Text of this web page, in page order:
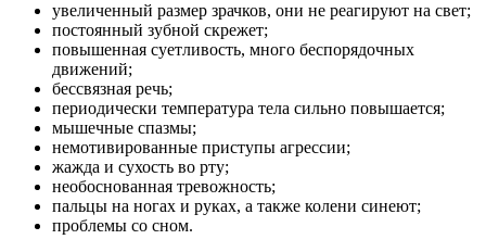
увеличенный размер зрачков, они не реагируют на свет;
постоянный зубной скрежет;
повышенная суетливость, много беспорядочных
движений;
бессвязная речь;
периодически температура тела сильно повышается;
мышечные спазмы;
немотивированные приступы агрессии;
жажда и сухость во рту;
необоснованная тревожность;
пальцы на ногах и руках, а также колени синеют;
проблемы со сном.